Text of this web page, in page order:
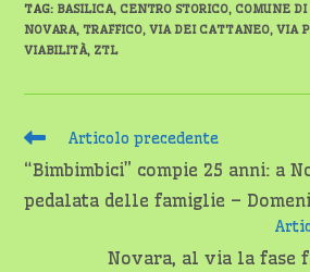
TAG: BASILICA, CENTRO STORICO, COMUNE
NOVARA, TRAFFICO, VIA DEI CATTANEO, VIA
VIABILITÀ, ZTL
Leggi
altri
articoli
Articolo precedente
“Bimbimbici” compie 25 anni: a
pedalata delle famiglie –
Novara, al via la fase